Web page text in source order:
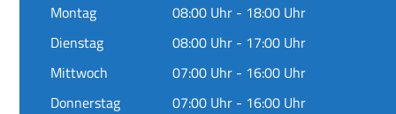
Montag
08:00 Uhr - 18:00 Uhr
Dienstag
08:00 Uhr - 17:00 Uhr
Mittwoch
07:00 Uhr - 16:00 Uhr
Donnerstag
07:00 Uhr - 16:00 Uhr